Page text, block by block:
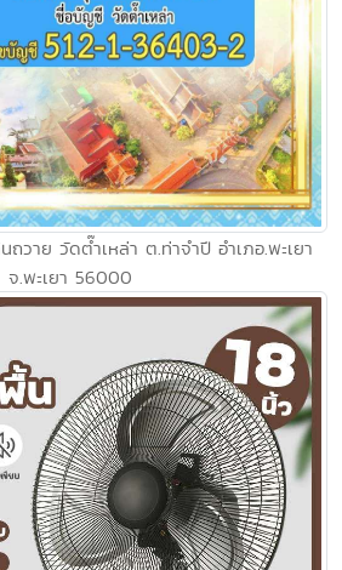
วาย วัดต๊ำเหล่า ต.ท่าจำปี อำเภอ.พะเยา
จ.พะเยา 56000